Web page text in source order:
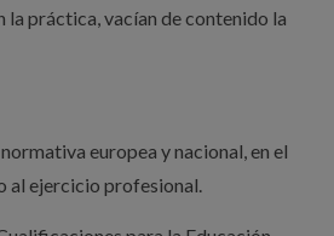
la práctica, vacían de contenido la
europea y nacional, en el
al ejercicio profesional.